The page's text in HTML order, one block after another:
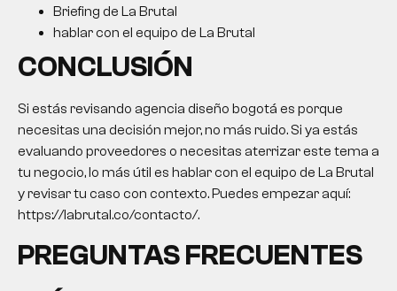
Briefing de La Brutal
hablar con el equipo de La Brutal
CONCLUSIÓN
Si estás revisando agencia diseño bogotá es porque
necesitas una decisión mejor, no más ruido. Si ya estás
evaluando proveedores o necesitas aterrizar este tema a
tu negocio, lo más útil es hablar con el equipo de La Brutal
y revisar tu caso con contexto. Puedes empezar aquí:
https://labrutal.co/contacto/.
PREGUNTAS FRECUENTES